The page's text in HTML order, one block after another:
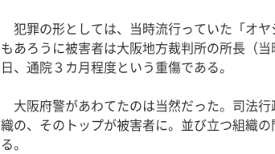
犯罪の形としては、当時流行っていた「オ
もあろうに被害者は大阪地方裁判所の所長（
日、通院３カ月程度という重傷である。
大阪府警があわてたのは当然だった。司法
織の、そのトップが被害者に。並び立つ組織
る。